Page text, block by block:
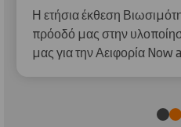
Η ετήσια έκθεση
πρόοδό μας στην
μας για την Αειφορία